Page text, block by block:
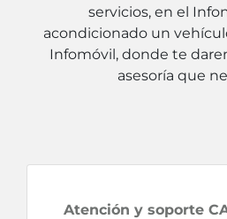
servicios, en el
acondicionado un
Infomóvil, donde te
asesoría que
Atención y soporte